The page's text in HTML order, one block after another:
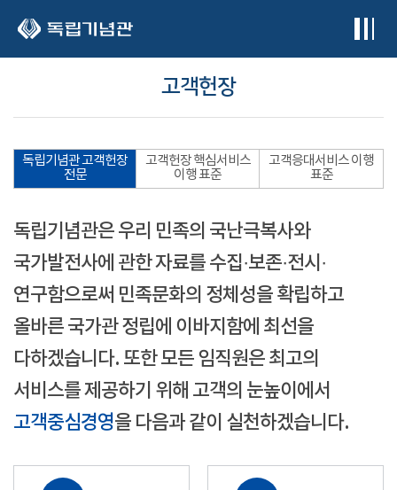
고객헌장
독립기념관 고객헌장
전문
고객헌장 핵심서비스
이행 표준
고객응대서비스 이행
표준
독립기념관은 우리 민족의 국난극복사와
국가발전사에 관한 자료를 수집·보존·전시·
연구함으로써 민족문화의 정체성을 확립하고
올바른 국가관 정립에 이바지함에 최선을
다하겠습니다. 또한 모든 임직원은 최고의
서비스를 제공하기 위해 고객의 눈높이에서
고객중심경영을 다음과 같이 실천하겠습니다.